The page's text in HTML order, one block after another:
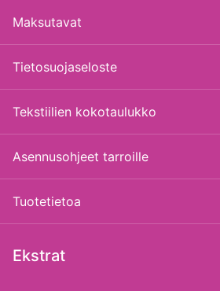
Maksutavat
Tietosuojaseloste
Tekstiilien kokotaulukko
Asennusohjeet tarroille
Tuotetietoa
Ekstrat